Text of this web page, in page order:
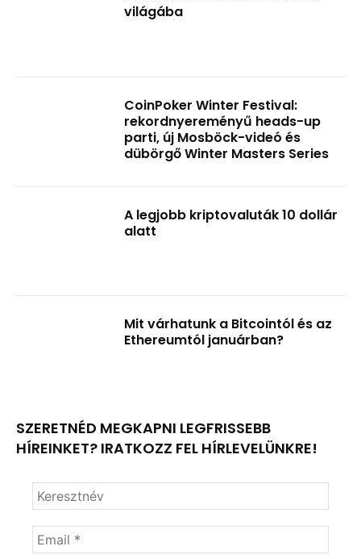
világába
CoinPoker Winter Festival:
rekordnyereményű heads-up
parti, új Mosböck-videó és
dübörgő Winter Masters Series
A legjobb kriptovaluták 10 dollár
alatt
Mit várhatunk a Bitcointól és az
Ethereumtól januárban?
SZERETNÉD MEGKAPNI LEGFRISSEBB
HÍREINKET? IRATKOZZ FEL HÍRLEVELÜNKRE!